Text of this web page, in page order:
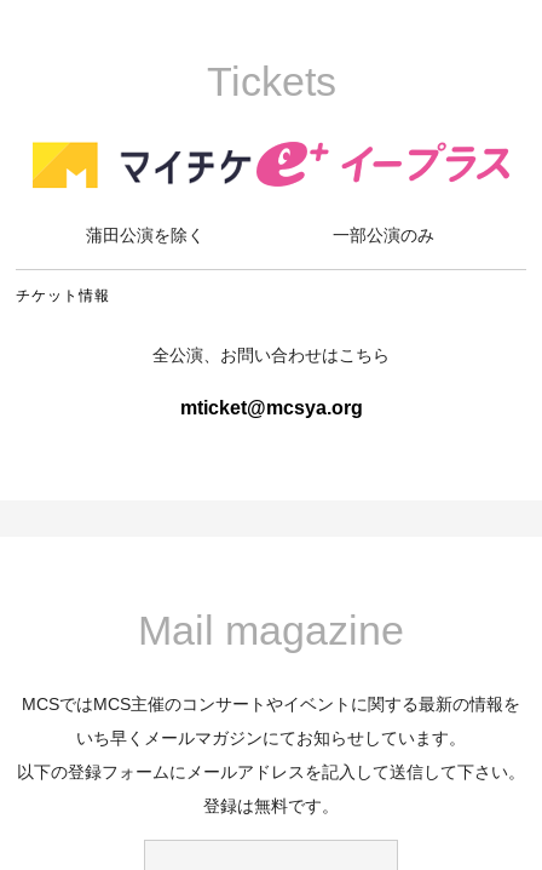
Tickets
蒲田公演を除く 一部公演のみ
チケット情報
全公演、お問い合わせはこちら
mticket@mcsya.org
Mail magazine
MCSではMCS主催のコンサートやイベントに関する最新の情報を
いち早くメールマガジンにてお知らせしています。
以下の登録フォームにメールアドレスを記入して送信して下さい。
登録は無料です。